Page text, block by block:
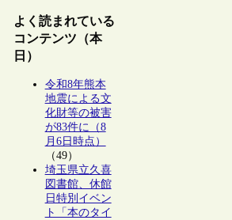
よく読まれている
コンテンツ（本
日）
令和8年熊本
地震による文
化財等の被害
が83件に（8
月6日時点）
（49）
埼玉県立久喜
図書館、休館
日特別イベン
ト「本のタイ